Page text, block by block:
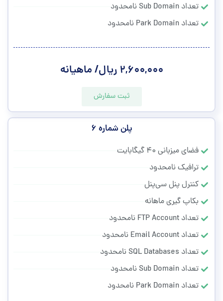
تعداد Sub Domain نامحدود
تعداد Park Domain نامحدود
۲,۶۰۰,۰۰۰ ریال/ ماهیانه
ثبت سفارش
پلن شماره ۶
فضای میزبانی ۴۰ گیگابایت
ترافیک نامحدود
کنترل پنل سی‌پنل
بکاپ گیری ماهانه
تعداد FTP Account نامحدود
تعداد Email Account نامحدود
تعداد SQL Databases نامحدود
تعداد Sub Domain نامحدود
تعداد Park Domain نامحدود